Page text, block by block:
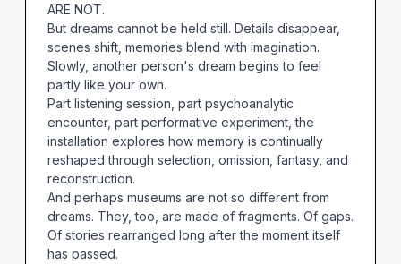
ARE NOT.
But dreams cannot be held still. Details disappear,
scenes shift, memories blend with imagination.
Slowly, another person's dream begins to feel
partly like your own.
Part listening session, part psychoanalytic
encounter, part performative experiment, the
installation explores how memory is continually
reshaped through selection, omission, fantasy, and
reconstruction.
And perhaps museums are not so different from
dreams. They, too, are made of fragments. Of gaps.
Of stories rearranged long after the moment itself
has passed.